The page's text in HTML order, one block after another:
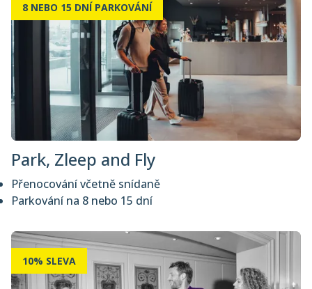
8 NEBO 15 DNÍ PARKOVÁNÍ
Park, Zleep and Fly
Přenocování včetně snídaně
Parkování na 8 nebo 15 dní
10% SLEVA